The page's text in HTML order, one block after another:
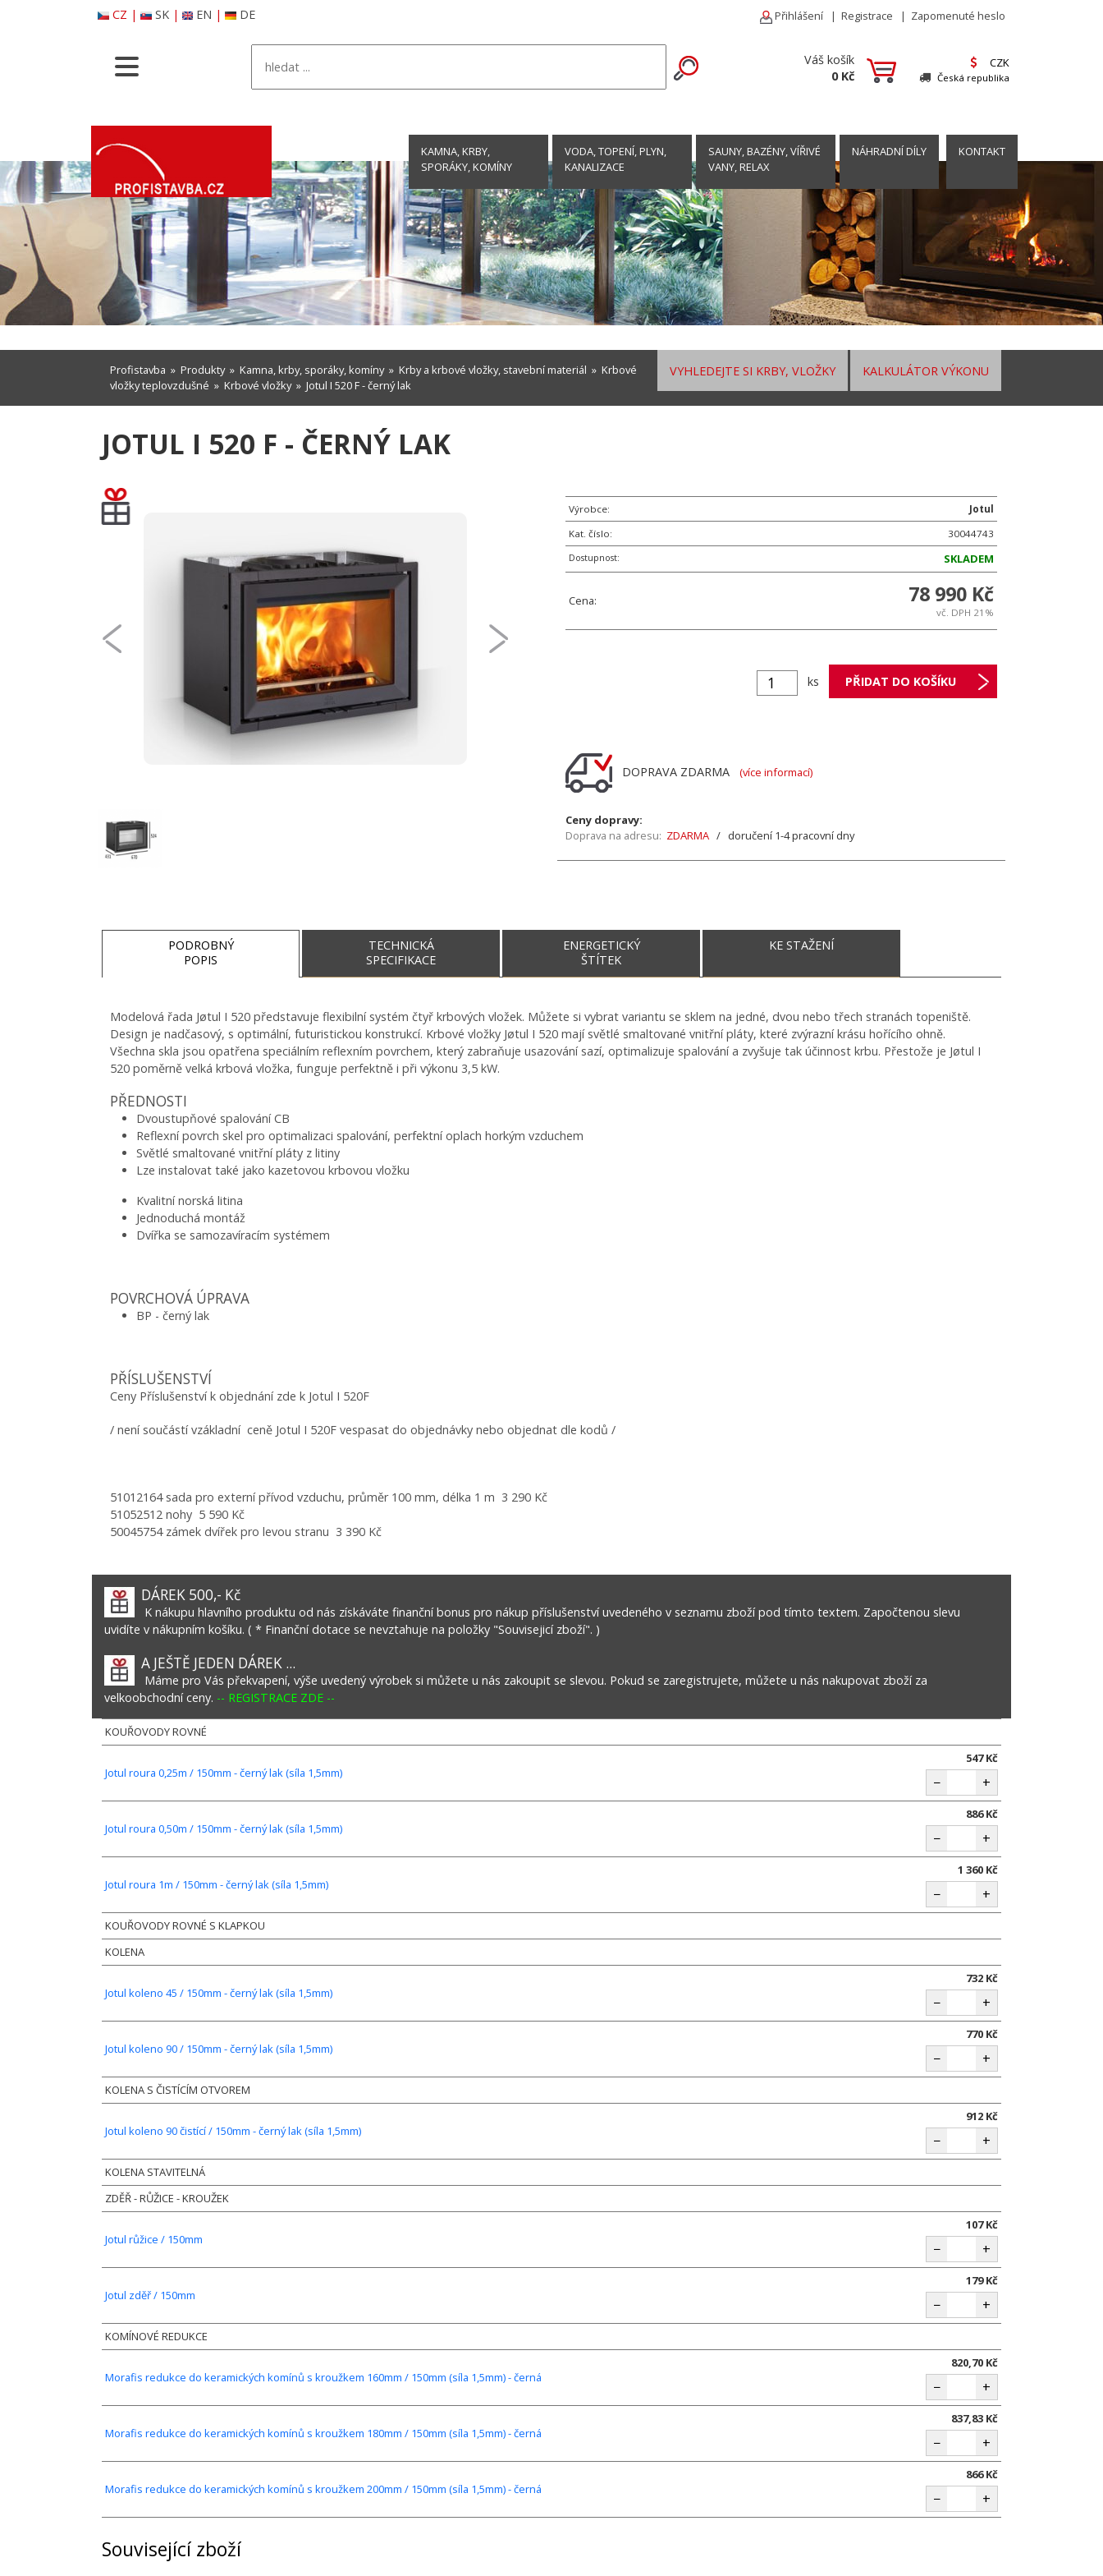
CZ | SK| EN | DE Přihlášení | Registrace | Zapomenuté heslo
Váš košík
0 Kč
CZK
Česká republika
KAMNA, KRBY,
SPORÁKY, KOMÍNY
VODA, TOPENÍ, PLYN,
KANALIZACE
SAUNY, BAZÉNY, VÍŘIVÉ
VANY, RELAX
NÁHRADNÍ DÍLY KONTAKT
KALKULÁTOR VÝKONU
VYHLEDEJTE SI KRBY, VLOŽKY
Profistavba » Produkty» Kamna, krby, sporáky, komíny» Krby a krbové vložky, stavební materiál » Krbové
vložky teplovzdušné » Krbové vložky» Jotul I 520 F - černý lak
JOTUL I 520 F - ČERNÝ LAK
Výrobce:
Jotul
Kat. číslo:
30044743
Dostupnost:
SKLADEM
Cena: 78 990 Kč
vč. DPH 21%
ks
DOPRAVA ZDARMA (více informací)
Ceny dopravy:
Doprava na adresu: ZDARMA / doručení 1-4 pracovní dny
PODROBNÝ
POPIS
TECHNICKÁ
SPECIFIKACE
ENERGETICKÝ
ŠTÍTEK
KE STAŽENÍ
Modelová řada Jøtul I 520 představuje flexibilní systém čtyř krbových vložek. Můžete si vybrat variantu se sklem na jedné, dvou nebo třech stranách topeniště.
Design je nadčasový, s optimální, futuristickou konstrukcí. Krbové vložky Jøtul I 520 mají světlé smaltované vnitřní pláty, které zvýrazní krásu hořícího ohně.
Všechna skla jsou opatřena speciálním reflexním povrchem, který zabraňuje usazování sazí, optimalizuje spalování a zvyšuje tak účinnost krbu. Přestože je Jøtul I
520 poměrně velká krbová vložka, funguje perfektně i při výkonu 3,5 kW.
PŘEDNOSTI
Dvoustupňové spalování CB
Reflexní povrch skel pro optimalizaci spalování, perfektní oplach horkým vzduchem
Světlé smaltované vnitřní pláty z litiny
Lze instalovat také jako kazetovou krbovou vložku
Kvalitní norská litina
Jednoduchá montáž
Dvířka se samozavíracím systémem
POVRCHOVÁ ÚPRAVA
BP - černý lak
PŘÍSLUŠENSTVÍ
Ceny Příslušenství k objednání zde k Jotul I 520F
/ není součástí vzákladní ceně Jotul I 520F vespasat do objednávky nebo objednat dle kodů /
51012164 sada pro externí přívod vzduchu, průměr 100 mm, délka 1 m 3 290 Kč
51052512 nohy 5 590 Kč
50045754 zámek dvířek pro levou stranu 3 390 Kč
DÁREK 500,- Kč
K nákupu hlavního produktu od nás získáváte finanční bonus pro nákup příslušenství uvedeného v seznamu zboží pod tímto textem. Započtenou slevu
uvidíte v nákupním košíku. ( * Finanční dotace se nevztahuje na položky "Souvisejicí zboží". )
A JEŠTĚ JEDEN DÁREK ...
Máme pro Vás překvapení, výše uvedený výrobek si můžete u nás zakoupit se slevou. Pokud se zaregistrujete, můžete u nás nakupovat zboží za
velkoobchodní ceny. -- REGISTRACE ZDE --
KOUŘOVODY ROVNÉ
Jotul roura 0,25m / 150mm - černý lak (síla 1,5mm)
547 Kč
− +
Jotul roura 0,50m / 150mm - černý lak (síla 1,5mm)
886 Kč
− +
Jotul roura 1m / 150mm - černý lak (síla 1,5mm)
1 360 Kč
− +
KOUŘOVODY ROVNÉ S KLAPKOU
KOLENA
Jotul koleno 45 / 150mm - černý lak (síla 1,5mm)
732 Kč
− +
Jotul koleno 90 / 150mm - černý lak (síla 1,5mm)
770 Kč
− +
KOLENA S ČISTÍCÍM OTVOREM
Jotul koleno 90 čistící / 150mm - černý lak (síla 1,5mm)
912 Kč
− +
KOLENA STAVITELNÁ
ZDĚŘ - RŮŽICE - KROUŽEK
Jotul růžice / 150mm
107 Kč
− +
Jotul zděř / 150mm
179 Kč
− +
KOMÍNOVÉ REDUKCE
Morafis redukce do keramických komínů s kroužkem 160mm / 150mm (síla 1,5mm) - černá
820,70 Kč
− +
Morafis redukce do keramických komínů s kroužkem 180mm / 150mm (síla 1,5mm) - černá
837,83 Kč
− +
Morafis redukce do keramických komínů s kroužkem 200mm / 150mm (síla 1,5mm) - černá
866 Kč
− +
Související zboží